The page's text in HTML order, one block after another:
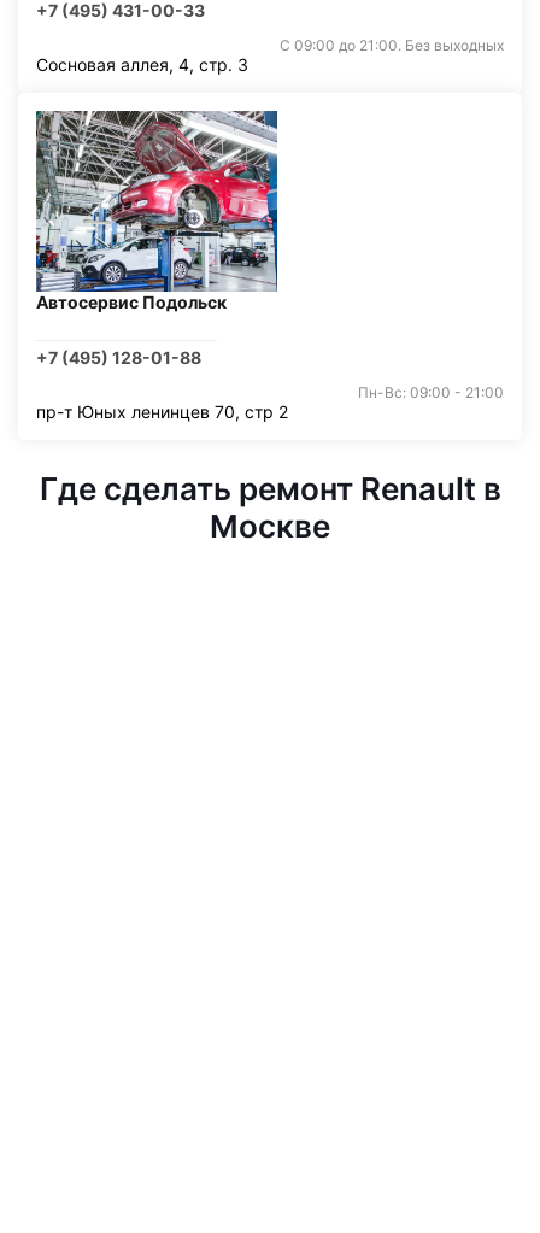
+7 (495) 431-00-33
С 09:00 до 21:00. Без выходных
Сосновая аллея, 4, стр. 3
Автосервис Подольск
+7 (495) 128-01-88
Пн-Вс: 09:00 - 21:00
пр-т Юных ленинцев 70, стр 2
Где сделать ремонт Renault в
Москве